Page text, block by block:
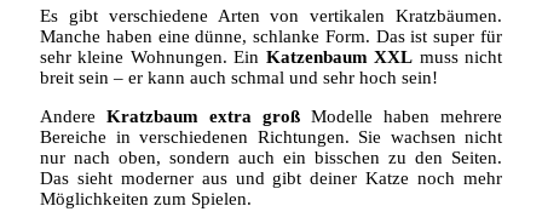
Es gibt verschiedene Arten von vertikalen Kratzbäumen.
Manche haben eine dünne, schlanke Form. Das ist super für
sehr kleine Wohnungen. Ein Katzenbaum XXL muss nicht
breit sein – er kann auch schmal und sehr hoch sein!
Andere Kratzbaum extra groß Modelle haben mehrere
Bereiche in verschiedenen Richtungen. Sie wachsen nicht
nur nach oben, sondern auch ein bisschen zu den Seiten.
Das sieht moderner aus und gibt deiner Katze noch mehr
Möglichkeiten zum Spielen.